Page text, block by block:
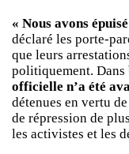
« Nous avons
déclaré les porte-
que leurs
politiquement. Dans
officielle n’a été
détenues en vertu
de répression de
les activistes et les